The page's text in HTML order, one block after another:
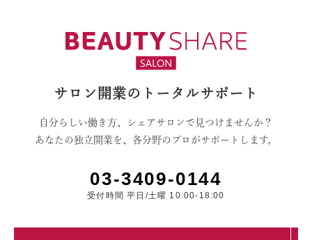
サロン開業のトータルサポート
自分らしい働き方、シェアサロンで見つけませんか？
あなたの独立開業を、各分野のプロがサポートします。
03-3409-0144
受付時間 平日/土曜 10:00-18:00